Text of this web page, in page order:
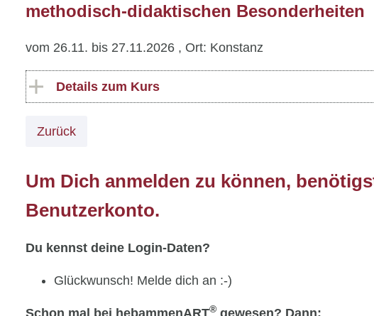
methodisch-didaktischen Besonderheiten
vom 26.11. bis 27.11.2026 , Ort: Konstanz
Details zum Kurs
Zurück
Um Dich anmelden zu können,
Benutzerkonto.
Du kennst deine Login-Daten?
Glückwunsch! Melde dich an :-)
Schon mal bei hebammenART® gewesen? Dann: